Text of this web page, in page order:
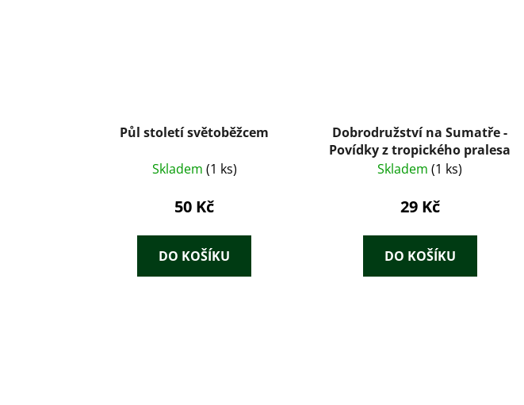
Půl století světoběžcem
Skladem (1 ks)
50 Kč
DO KOŠÍKU
Dobrodružství na Sumatře -
Povídky z tropického pralesa
Skladem(1 ks)
29 Kč
DO KOŠÍKU